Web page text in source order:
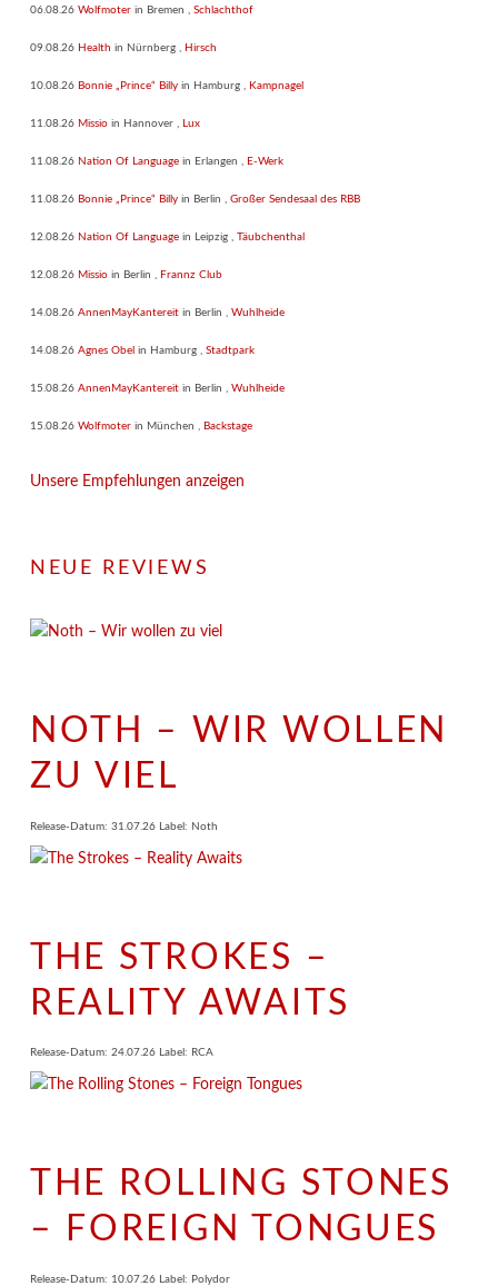
06.08.26 Wolfmoter in Bremen Schlachthof
09.08.26 Health in Nürnberg Hirsch
10.08.26 Bonnie „Prince“ Billy in Hamburg Kampnagel
11.08.26 Missio in Hannover Lux
11.08.26 Nation Of Language in Erlangen E-Werk
11.08.26 Bonnie „Prince“ Billy in Berlin Großer Sendesaal des RBB
12.08.26 Nation Of Language in Leipzig Täubchenthal
12.08.26 Missio in Berlin Frannz Club
14.08.26 AnnenMayKantereit in Berlin Wuhlheide
14.08.26 Agnes Obel in Hamburg Stadtpark
15.08.26 AnnenMayKantereit in Berlin Wuhlheide
15.08.26 Wolfmoter in München Backstage
Unsere Empfehlungen anzeigen
NEUE REVIEWS
NOTH – WIR WOLLEN
ZU VIEL
Release-Datum: 31.07.26 Label: Noth
THE STROKES –
REALITY AWAITS
Release-Datum: 24.07.26 Label: RCA
THE ROLLING STONES
– FOREIGN TONGUES
Release-Datum: 10.07.26 Label: Polydor